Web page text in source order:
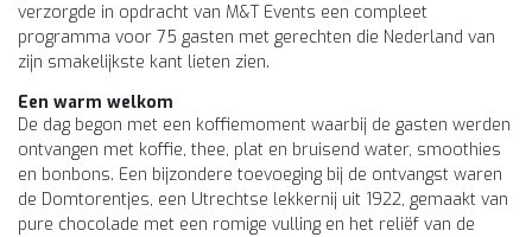
verzorgde in opdracht van M&T Events een compleet
programma voor 75 gasten met gerechten die Nederland van
zijn smakelijkste kant lieten zien.
Een warm welkom
De dag begon met een koffiemoment waarbij de gasten werden
ontvangen met koffie, thee, plat en bruisend water, smoothies
en bonbons. Een bijzondere toevoeging bij de ontvangst waren
de Domtorentjes, een Utrechtse lekkernij uit 1922, gemaakt van
pure chocolade met een romige vulling en het reliëf van de